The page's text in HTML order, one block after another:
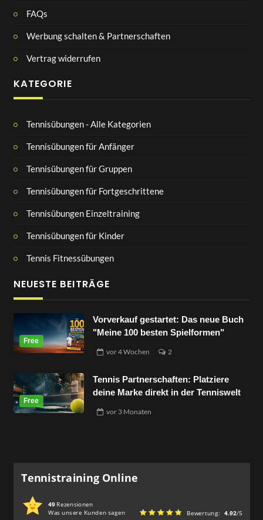
FAQs
Werbung schalten & Partnerschaften
Vertrag widerrufen
KATEGORIE
Tennisübungen - Alle Kategorien
Tennisübungen für Anfänger
Tennisübungen für Gruppen
Tennisübungen für Fortgeschrittene
Tennisübungen Einzeltraining
Tennisübungen für Kinder
Tennis Fitnessübungen
NEUESTE BEITRÄGE
Vorverkauf gestartet: Das neue Buch
"Meine 100 besten Spielformen"
vor4 Wochen 2
Tennis Partnerschaften: Platziere
deine Marke direkt in der Tenniswelt
vor 3 Monaten
Tennistraining Online
49Rezensionen
Was unsere Kunden sagen
Bewertung: 4.92/5